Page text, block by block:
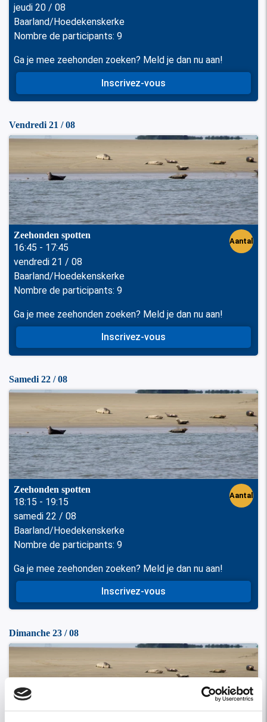
jeudi 20 / 08
Baarland/Hoedekenskerke
Nombre de participants: 9
Ga je mee zeehonden zoeken? Meld je dan nu aan!
Inscrivez-vous
Vendredi 21 / 08
Zeehonden spotten
16:45 - 17:45
vendredi 21 / 08
Baarland/Hoedekenskerke
Nombre de participants: 9
Aantal
Ga je mee zeehonden zoeken? Meld je dan nu aan!
Inscrivez-vous
Samedi 22 / 08
Zeehonden spotten
18:15 - 19:15
samedi 22 / 08
Baarland/Hoedekenskerke
Nombre de participants: 9
Aantal
Ga je mee zeehonden zoeken? Meld je dan nu aan!
Inscrivez-vous
Dimanche 23 / 08